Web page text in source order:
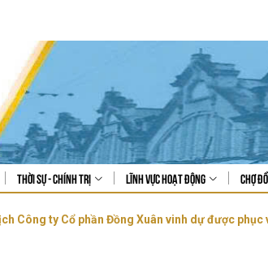
Thời sự - Chính trị Lĩnh vực hoạt động Chợ
Công ty Cổ phần Đồng Xuân vinh dự được phục